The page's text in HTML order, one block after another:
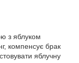
з яблуком
компенсує брак
яблучну